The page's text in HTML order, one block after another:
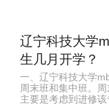
辽宁科技大学
生几月开学？
一、辽宁科技大学
周末班和集中班。
主要是考虑到进修